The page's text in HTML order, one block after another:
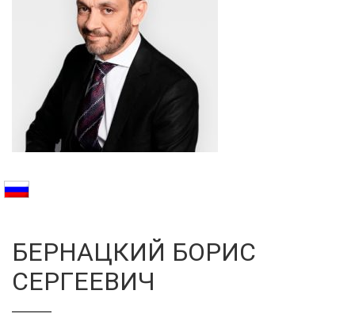
Контакты
БЕРНАЦКИЙ БОРИС
СЕРГЕЕВИЧ